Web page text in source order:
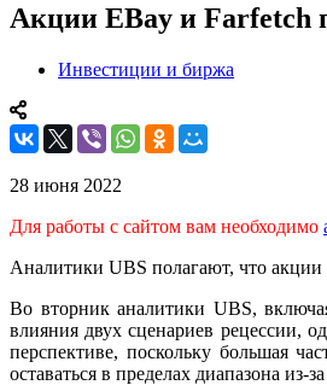
Акции EBay и Farfetch
Инвестиции и биржа
28 июня 2022
Для работы с сайтом вам необходимо
Аналитики UBS полагают, что акции
Во вторник аналитики UBS,
влияния двух сценариев рецессии,
перспективе, поскольку большая
оставаться в пределах диапазона